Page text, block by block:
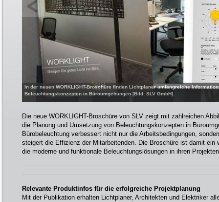
In der neuen WORKLIGHT-Broschüre finden Lichtplaner umfangreiche
Beleuchtungskonzepten in Büroumgebungen [Bild: SLV GmbH]
Die neue WORKLIGHT-Broschüre von SLV zeigt mit zahlreichen
die Planung und Umsetzung von Beleuchtungskonzepten in
Bürobeleuchtung verbessert nicht nur die Arbeitsbedingungen,
steigert die Effizienz der Mitarbeitenden. Die Broschüre ist damit ein
die moderne und funktionale Beleuchtungslösungen in ihren
Relevante Produktinfos für die erfolgreiche Projektplanung
Mit der Publikation erhalten Lichtplaner, Architekten und Elektriker